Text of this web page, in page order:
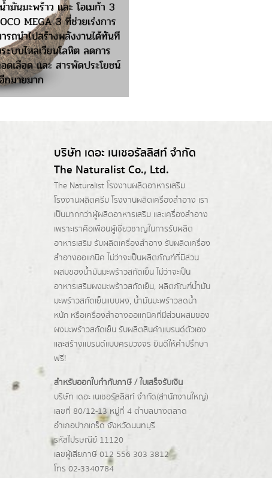
บริษัท เดอะ เนเชอรัลลิสท์ จำกัด
The Naturalist Co., Ltd.
The Naturalist โรงงานผลิตอาหารเสริม
โรงงานผลิตครีมโรงงานผลิตเครื่องสำอาง เรา
เป็นมากกว่าผู้ผลิตอาหารเสริมและเครื่องสำอาง
เพราะเราคือเพื่อนผู้เชี่ยวชาญในการรับผลิต
อาหารเสริม รับผลิตเครื่องสำอาง รับผลิตเครื่อง
สำอางออแกนิค ไม่ว่าจะเป็นผลิตภัณฑ์ที่มีส่วน
ผสมของน้ำมันมะพร้าวสกัดเย็น ไม่ว่าจะเป็น
อาหารเสริมผงมะพร้าวสกัดเย็น, ผลิตภัณฑ์น้ำมัน
มะพร้าวสกัดเย็นแบบผง, น้ำมันมะพร้าวลดน้ำ
หนักหรือเครื่องสำอางออแกนิคที่มีส่วนผสมของ
ผงมะพร้าวสกัดเย็น รับผลิตสินค้าแบรนด์ตัวเอง
และสร้างแบรนด์แบบครบวงจร ยินดีให้คำปรึกษา
ฟรี!
สำหรับออกใบกำกับภาษี / ใบเสร็จรับเงิน
บริษัท เดอะ เนเชอรัลลิสท์ จำกัด(ส่านักงานใหญ่)
เลขที่ 80/12-13 หมู่ที่ 4 ตำบลบางตลาด
อำเภอปากเกร็ดจังหวัดนนทบุรี
รหัสไปรษณีย์ 11120
เลขผู้เสียภาษี 012 556 303 3812
โทร 02-3340784